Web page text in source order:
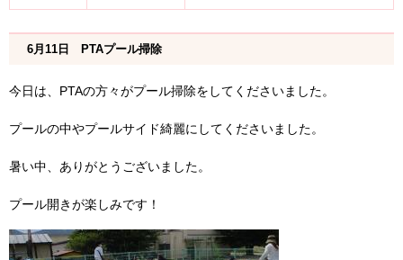
6月11日 PTAプール掃除
今日は、PTAの方々がプール掃除をしてくださいました。
プールの中やプールサイド綺麗にしてくださいました。
暑い中、ありがとうございました。
プール開きが楽しみです！